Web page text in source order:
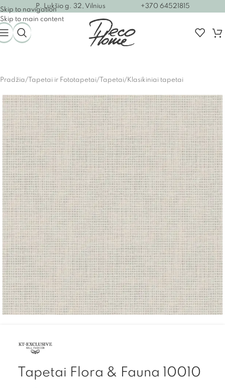
Skip to navigation
Skip to main content
P. Lukšio g. 32, Vilnius +370 64521815
Pradžia/ Tapetai ir Fototapetai/ Tapetai/Klasikiniai tapetai
Tapetai Flora & Fauna 10010